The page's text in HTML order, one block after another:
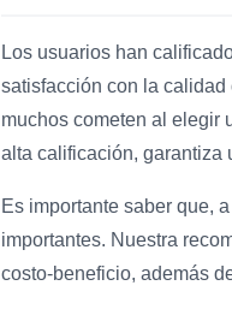
Los usuarios han
satisfacción con la
muchos cometen al elegir
alta calificación, garantiza
Es importante saber que,
importantes. Nuestra
costo-beneficio, además